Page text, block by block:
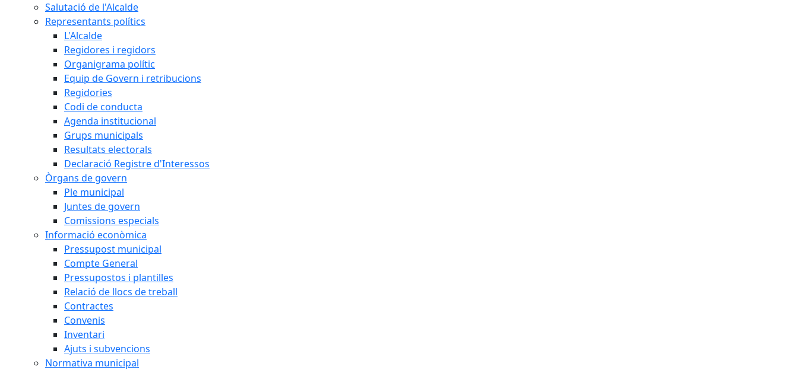
Salutació de l'Alcalde
Representants polítics
L'Alcalde
Regidores i regidors
Organigrama polític
Equip de Govern i retribucions
Regidories
Codi de conducta
Agenda institucional
Grups municipals
Resultats electorals
Declaració Registre d'Interessos
Òrgans de govern
Ple municipal
Juntes de govern
Comissions especials
Informació econòmica
Pressupost municipal
Compte General
Pressupostos i plantilles
Relació de llocs de treball
Contractes
Convenis
Inventari
Ajuts i subvencions
Normativa municipal